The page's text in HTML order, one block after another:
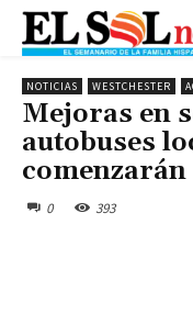
NOTICIAS WESTCHESTER
Mejoras en
autobuses
comenzarán
0 393